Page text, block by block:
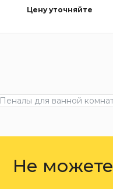
Цену уточняйте
Пеналы для ванной
Не